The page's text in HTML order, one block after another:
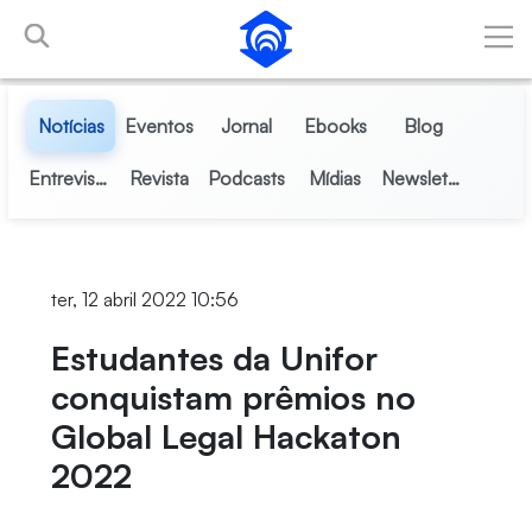
Pular para o Conteúdo principal
Notícias Eventos Jornal Ebooks Blog
Entrevistas Revista Podcasts Mídias Newsletter
ter, 12 abril 2022 10:56
Estudantes da Unifor
conquistam prêmios no
Global Legal Hackaton
2022